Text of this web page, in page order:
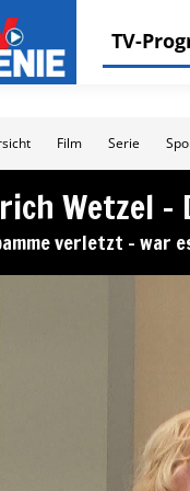
TV-
Film Serie
Wetzel
verletzt –